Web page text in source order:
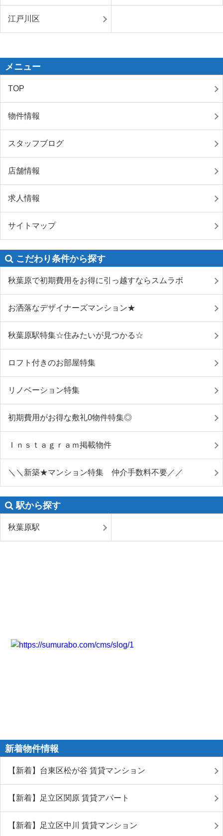
江戸川区
メニュー
TOP
物件情報
スタッフブログ
店舗情報
求人情報
サイトマップ
こだわり条件から探す
秋葉原で初期費用をお得に引っ越すならスムラボ
お洒落なデザイナーズマンション★
秋葉原駅特集☆住みたいが見つかる☆
ロフト付きのお部屋特集
リノベーション特集
初期費用がお得な敷礼0物件特集◎
Ｉｎｓｔａｇｒａｍ掲載物件
＼＼新築★マンション特集 仲介手数料不要／／
駅から探す
秋葉原駅
新着物件情報
【新着】台東区松が谷 賃貸マンション
【新着】足立区関原 賃貸アパート
【新着】足立区中川 賃貸マンション